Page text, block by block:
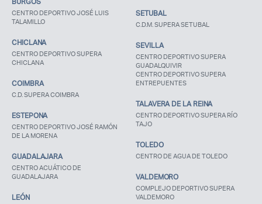
CENTRO DEPORTIVO JOSÉ LUIS
TALAMILLO
CHICLANA
CENTRO DEPORTIVO SUPERA
CHICLANA
COIMBRA
C.D. SUPERA COIMBRA
ESTEPONA
CENTRO DEPORTIVO JOSÉ RAMÓN
DE LA MORENA
GUADALAJARA
CENTRO ACUÁTICO DE
GUADALAJARA
LEÓN
SETUBAL
C.D.M. SUPERA SETUBAL
SEVILLA
CENTRO DEPORTIVO SUPERA
GUADALQUIVIR
CENTRO DEPORTIVO SUPERA
ENTREPUENTES
TALAVERA DE LA REINA
CENTRO DEPORTIVO SUPERA RÍO
TAJO
TOLEDO
CENTRO DE AGUA DE TOLEDO
VALDEMORO
COMPLEJO DEPORTIVO SUPERA
VALDEMORO